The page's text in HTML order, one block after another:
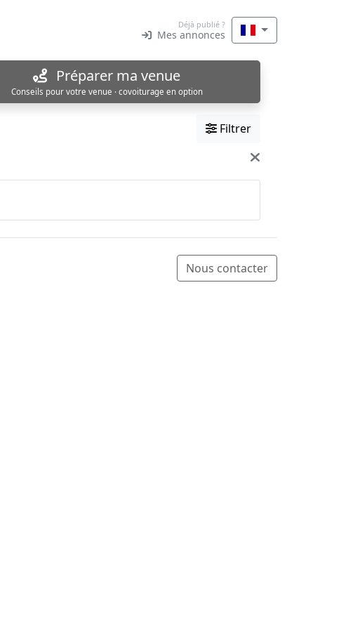
Déjà publié ?
Mes annonces
Préparer ma venue
Conseils pour votre venue · covoiturage en option
Filtrer
Nous contacter